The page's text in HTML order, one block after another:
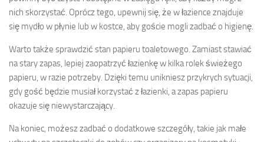
nich skorzystać. Oprócz tego, upewnij się, że w łazience znajduje
się mydło w płynie lub w kostce, aby goście mogli zadbać o higienę.
Warto także sprawdzić stan papieru toaletowego. Zamiast stawiać
na stary zapas, lepiej zaopatrzyć łazienkę w kilka rolek świeżego
papieru, w razie potrzeby. Dzięki temu unikniesz przykrych sytuacji,
gdy gość będzie musiał korzystać z łazienki, a zapas papieru
okazuje się niewystarczający.
Na koniec, możesz zadbać o dodatkowe szczegóły, takie jak małe